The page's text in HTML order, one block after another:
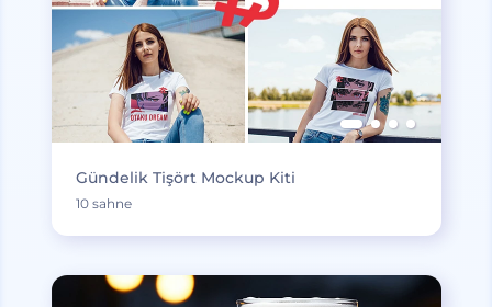
Gündelik Tişört Mockup Kiti
10 sahne